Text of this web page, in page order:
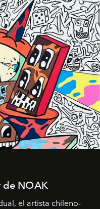
NOAK
el artista chileno-